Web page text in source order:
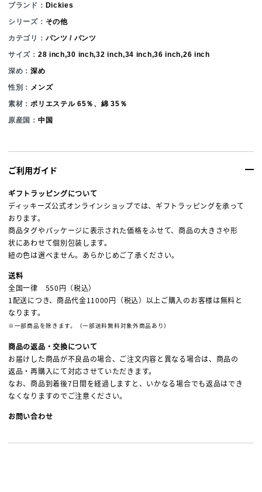
ブランド： Dickies
シリーズ： その他
カテゴリ： パンツ / パンツ
サイズ： 28 inch,30 inch,32 inch,34 inch,36 inch,26 inch
深め：深め
性別： メンズ
素材： ポリエステル 65％、綿 35％
原産国： 中国
ご利用ガイド
ギフトラッピングについて
ディッキーズ公式オンラインショップでは、ギフトラッピングを承って
おります。
商品タグやパッケージに表示された価格をふせて、商品の大きさや形
状にあわせて個別包装します。
紐の色は選べません。あらかじめご了承ください。
送料
全国一律 550円（税込）
1配送につき、商品代金11000円（税込）以上ご購入のお客様は無料と
なります。
※一部商品を除きます。（一部送料無料対象外商品あり）
商品の返品・交換について
お届けした商品が不良品の場合、ご注文内容と異なる場合は、商品の
返品・再購入にて対応させていただきます。
なお、商品到着後7日間を経過しますと、いかなる場合でも返品はでき
なくなりますのでご注意ください。
お問い合わせ